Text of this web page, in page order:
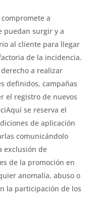
a
puedan surgir y a
al cliente para llegar
de la incidencia.
a realizar
definidos, campañas
el registro de nuevos
se reserva el
de aplicación
comunicándolo
exclusión de
de la promoción en
anomalía, abuso o
la participación de los